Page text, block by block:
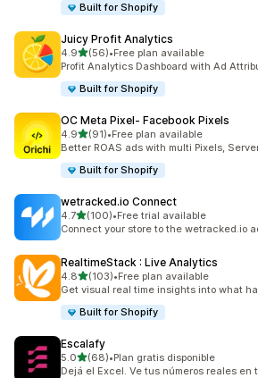
Built for Shopify
Juicy Profit Analytics
4.9เต็ม 5 ดาว
(56)
ทั้งหมด 56 รีวิว
•Free plan available
Profit Analytics Dashboard with Ad
Built for Shopify
OC Meta Pixel‑ Facebook Pixels
4.9เต็ม 5 ดาว
(91)
ทั้งหมด 91 รีวิว
•Free plan available
Better ROAS ads with multi Pixels,
Built for Shopify
wetracked.io Connect
4.7เต็ม 5 ดาว
(100)
ทั้งหมด 100 รีวิว
•Free trial available
Connect your store to the wetracked.io
RealtimeStack : Live Analytics
4.8เต็ม 5 ดาว
(103)
ทั้งหมด 103 รีวิว
•Free plan available
Get visual real time insights into what
Built for Shopify
Escalafy
5.0เต็ม 5 ดาว
(68)
ทั้งหมด 68 รีวิว
•Plan gratis disponible
Dejá el Excel. Ve tus números reales en